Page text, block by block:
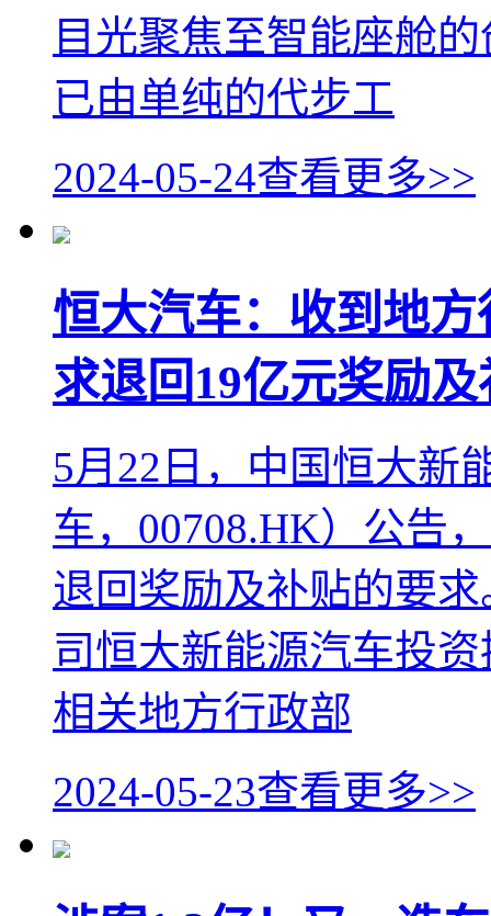
目光聚焦至智能座舱
已由单纯的代步工
2024-05-24查看更多>>
恒大汽车：收到地
求退回19亿元奖励及
5月22日，中国恒大新
车，00708.HK）公告
退回奖励及补贴的要
司恒大新能源汽车投
相关地方行政部
2024-05-23查看更多>>